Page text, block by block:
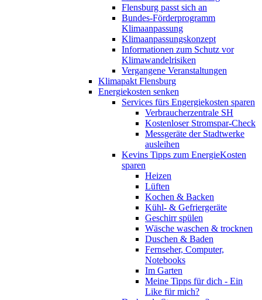
Flensburg passt sich an
Bundes-Förderprogramm
Klimaanpassung
Klimaanpassungskonzept
Informationen zum Schutz vor
Klimawandelrisiken
Vergangene Veranstaltungen
Klimapakt Flensburg
Energiekosten senken
Services fürs Engergiekosten sparen
Verbraucherzentrale SH
Kostenloser Stromspar-Check
Messgeräte der Stadtwerke
ausleihen
Kevins Tipps zum EnergieKosten
sparen
Heizen
Lüften
Kochen & Backen
Kühl- & Gefriergeräte
Geschirr spülen
Wäsche waschen & trocknen
Duschen & Baden
Fernseher, Computer,
Notebooks
Im Garten
Meine Tipps für dich - Ein
Like für mich?